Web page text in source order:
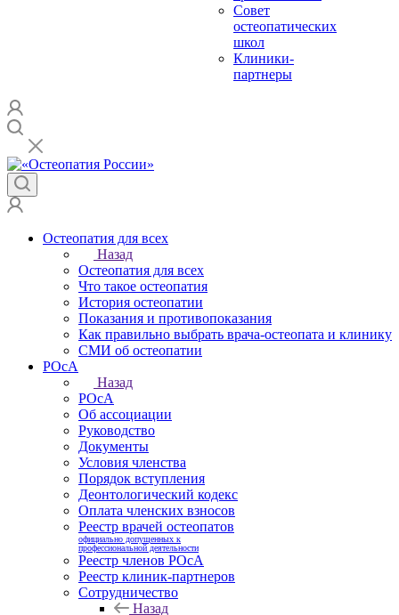
Совет
остеопатических
школ
Клиники-
партнеры
Остеопатия для всех
Назад
Остеопатия для всех
Что такое остеопатия
История остеопатии
Показания и противопоказания
Как правильно выбрать врача-остеопата и клинику
СМИ об остеопатии
РОсА
Назад
РОсА
Об ассоциации
Руководство
Документы
Условия членства
Порядок вступления
Деонтологический кодекс
Оплата членских взносов
Реестр врачей остеопатов
официально допущенных к
профессиональной деятельности
Реестр членов РОсА
Реестр клиник-партнеров
Сотрудничество
Назад